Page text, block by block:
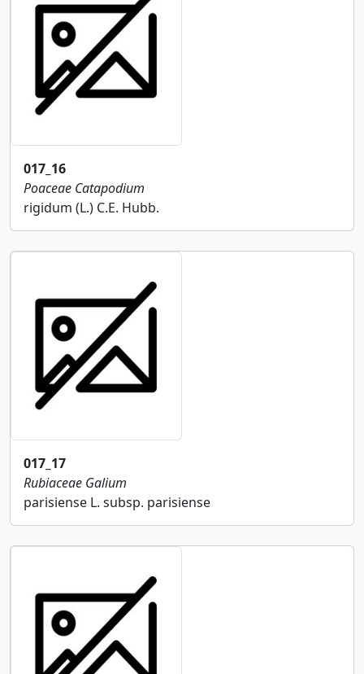
017_16
Poaceae Catapodium
rigidum (L.) C.E. Hubb.
017_17
Rubiaceae Galium
parisiense L. subsp. parisiense